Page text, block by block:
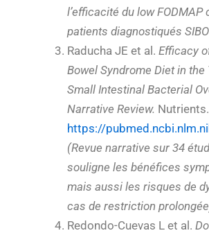
l’efficacité du low FODMAP
patients diagnostiqués
Raducha JE et al.Efficacy
Bowel Syndrome Diet in
Small Intestinal Bacterial
Narrative Review.
https://
(Revue narrative sur 34
souligne les bénéfices
mais aussi les risques de
cas de restriction
Redondo-Cuevas L et al.